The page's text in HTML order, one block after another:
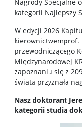
Mobilności
Promotorki i
Zakończenie
Nadanie
Nagrody Specjalne
kategorii Najlepszy
W edycji 2026
kierownictwemprof.
przewodniczącego
Międzynarodowej
zapoznaniu się z
świata przyznała
Nasz doktorant
kategorii studia